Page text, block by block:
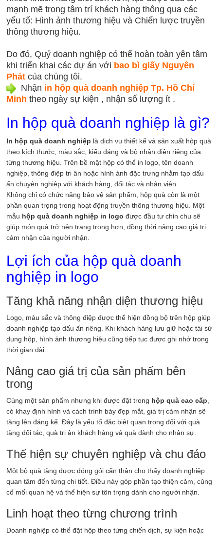
mạnh mẽ trong tâm trí khách hàng thông qua các
yếu tố: Hình ảnh thương hiệu và Chiến lược truyền
thông thương hiệu.
Do đó, Quý doanh nghiệp có thể hoàn toàn yên tâm
khi triển khai các dự án với bao bì giấy Nguyên
Phátcủa chúng tôi.
Nhận in hộp quà doanh nghiệp Tp. Hồ Chí
Minh theo ngày sự kiện , nhận số lượng ít .
In hộp quà doanh nghiệp là gì?
In hộp quà doanh nghiệp là dịch vụ thiết kế và sản xuất hộp quà
theo kích thước, màu sắc, kiểu dáng và bộ nhận diện riêng của
từng thương hiệu. Trên bề mặt hộp có thể in logo, tên doanh
nghiệp, thông điệp tri ân hoặc hình ảnh đặc trưng nhằm tạo dấu
ấn chuyên nghiệp với khách hàng, đối tác và nhân viên.
Không chỉ có chức năng bảo vệ sản phẩm, hộp quà còn là một
phần quan trọng trong hoạt động truyền thông thương hiệu. Một
mẫu hộp quà doanh nghiệp in logo được đầu tư chỉn chu sẽ
giúp món quà trở nên trang trọng hơn, đồng thời nâng cao giá trị
cảm nhận của người nhận.
Lợi ích của hộp quà doanh
nghiệp in logo
Tăng khả năng nhận diện thương hiệu
Logo, màu sắc và thông điệp được thể hiện đồng bộ trên hộp giúp
doanh nghiệp tạo dấu ấn riêng. Khi khách hàng lưu giữ hoặc tái sử
dụng hộp, hình ảnh thương hiệu cũng tiếp tục được ghi nhớ trong
thời gian dài.
Nâng cao giá trị của sản phẩm bên
trong
Cùng một sản phẩm nhưng khi được đặt trong hộp quà cao cấp,
có khay định hình và cách trình bày đẹp mắt, giá trị cảm nhận sẽ
tăng lên đáng kể. Đây là yếu tố đặc biệt quan trọng đối với quà
tặng đối tác, quà tri ân khách hàng và quà dành cho nhân sự.
Thể hiện sự chuyên nghiệp và chu đáo
Một bộ quà tặng được đóng gói cẩn thận cho thấy doanh nghiệp
quan tâm đến từng chi tiết. Điều này góp phần tạo thiện cảm, củng
cố mối quan hệ và thể hiện sự tôn trọng dành cho người nhận.
Linh hoạt theo từng chương trình
Doanh nghiệp có thể đặt hộp theo từng chiến dịch, sự kiện hoặc